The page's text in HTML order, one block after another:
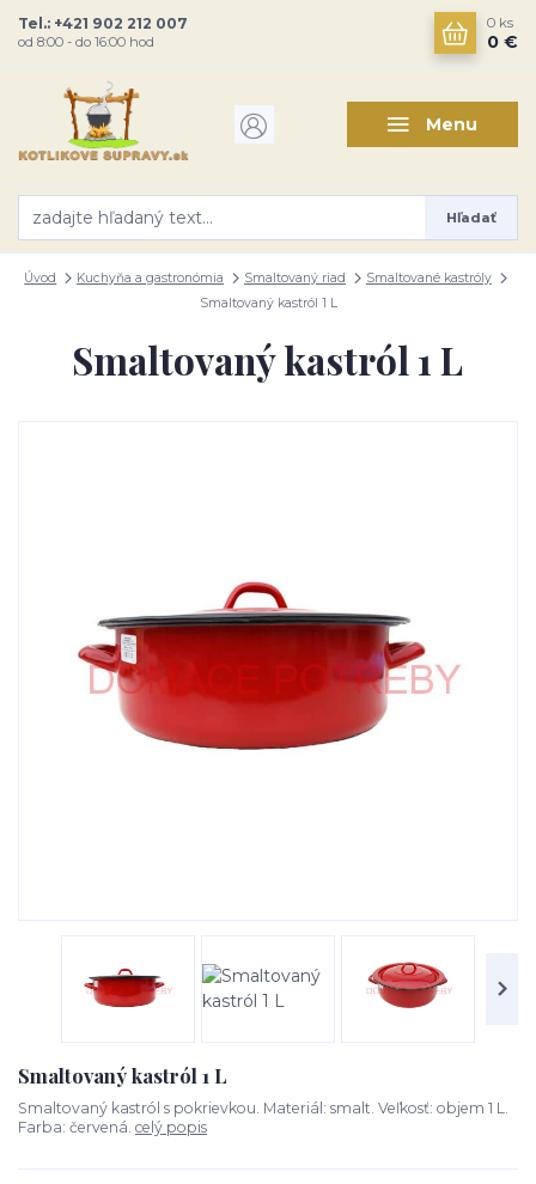
Menu
Hľadať
Tel.: +421 902 212 007
od 8:00 - do 16:00 hod
0 ks
0 €
Úvod Kuchyňa a gastronómia Smaltovaný riad
Smaltované kastróly
Smaltovaný kastról 1 L
Smaltovaný kastról 1 L
Smaltovaný kastról 1 L
Smaltovaný kastról s pokrievkou. Materiál: smalt. Veľkosť: objem 1 L.
Farba: červená. celý popis